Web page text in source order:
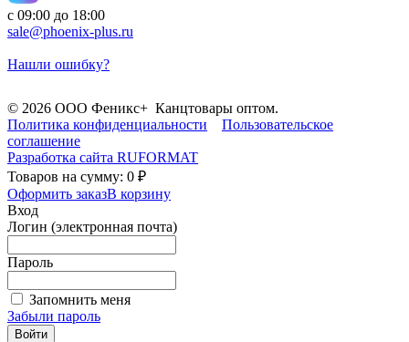
с 09:00 до 18:00
sale@phoenix-plus.ru
Нашли ошибку?
© 2026 ООО Феникс+ Канцтовары оптом.
Политика конфиденциальности
Пользовательское
соглашение
Разработка сайта RUFORMAT
Товаров на сумму: 0 ₽
Оформить заказВ корзину
Вход
Логин (электронная почта)
Пароль
Запомнить меня
Забыли пароль
Войти